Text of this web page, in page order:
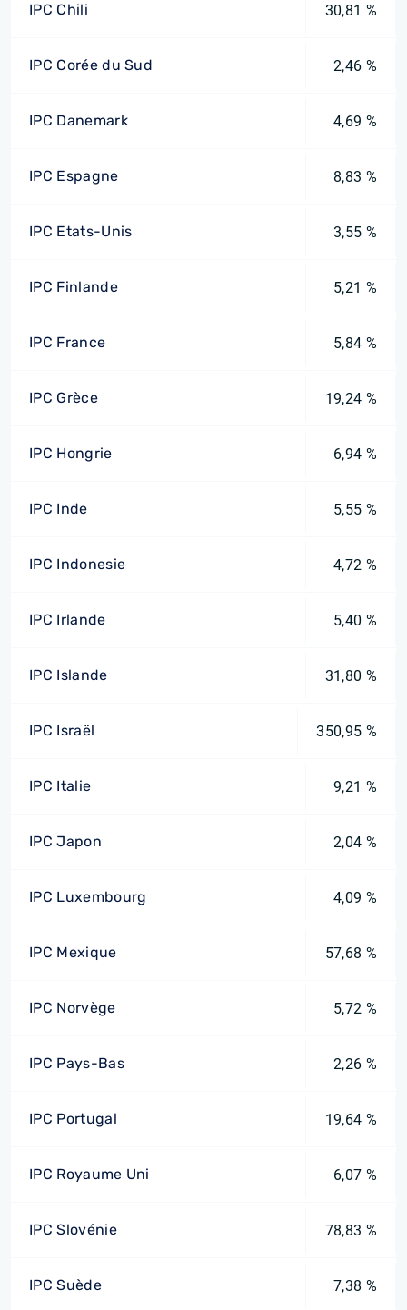
IPC Chili 30,81 %
IPC Corée du Sud 2,46 %
IPC Danemark 4,69 %
IPC Espagne 8,83 %
IPC Etats-Unis 3,55 %
IPC Finlande 5,21 %
IPC France 5,84 %
IPC Grèce 19,24 %
IPC Hongrie 6,94 %
IPC Inde 5,55 %
IPC Indonesie 4,72 %
IPC Irlande 5,40 %
IPC Islande 31,80 %
IPC Israël 350,95 %
IPC Italie 9,21 %
IPC Japon 2,04 %
IPC Luxembourg 4,09 %
IPC Mexique 57,68 %
IPC Norvège 5,72 %
IPC Pays-Bas 2,26 %
IPC Portugal 19,64 %
IPC Royaume Uni 6,07 %
IPC Slovénie 78,83 %
IPC Suède 7,38 %